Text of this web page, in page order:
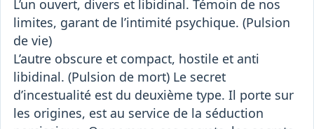
L’un ouvert, divers et libidinal. Témoin de nos
limites, garant de l’intimité psychique. (Pulsion
de vie)
L’autre obscure et compact, hostile et anti
libidinal. (Pulsion de mort) Le secret
d’incestualité est du deuxième type. Il porte sur
les origines, est au service de la séduction